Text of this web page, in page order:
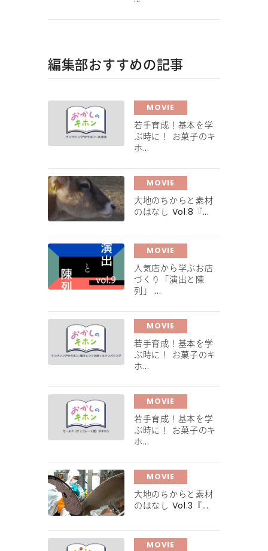
編集部おすすめの記事
MOVIE
若手育成！基本を学
ぶ時に！ お菓子のキ
ホ...
MOVIE
大地のちからと素材
のはなし Vol.8『...
MOVIE
人気店から学ぶお店
づくり「演出と陳
列」 ...
MOVIE
若手育成！基本を学
ぶ時に！ お菓子のキ
ホ...
MOVIE
若手育成！基本を学
ぶ時に！ お菓子のキ
ホ...
MOVIE
大地のちからと素材
のはなし Vol.3『...
MOVIE